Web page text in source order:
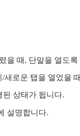
을 때, 단말을 열도록
새로운 탭을 열었을
된 상태가 됩니다.
설명합니다.